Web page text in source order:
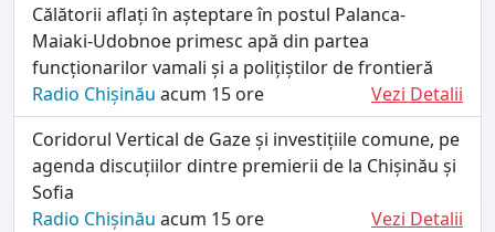
Călătorii aflați în așteptare în postul Palanca-
Maiaki-Udobnoe primesc apă din partea
funcționarilor vamali și a polițiștilor de frontieră
Radio Chișinău acum 15 ore
Vezi Detalii
Coridorul Vertical de Gaze și investițiile comune, pe
agenda discuțiilor dintre premierii de la Chișinău și
Sofia
Radio Chișinău acum 15 ore Vezi Detalii